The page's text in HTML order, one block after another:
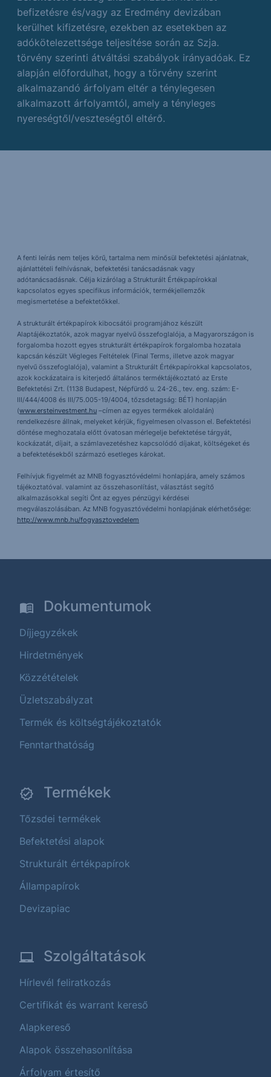
befizetésre és/vagy az Eredmény devizában
kerülhet kifizetésre, ezekben az esetekben az
adókötelezettsége teljesítése során az Szja.
törvény szerinti átváltási szabályok irányadóak. Ez
alapján előfordulhat, hogy a törvény szerint
alkalmazandó árfolyam eltér a ténylegesen
alkalmazott árfolyamtól, amely a tényleges
nyereségtől/veszteségtől eltérő.
A fenti leírás nem teljes körű, tartalma nem minősül befektetési ajánlatnak,
ajánlattételi felhívásnak, befektetési tanácsadásnak vagy
adótanácsadásnak. Célja kizárólag a Strukturált Értékpapírokkal
kapcsolatos egyes specifikus információk, termékjellemzők
megismertetése a befektetőkkel.
A strukturált értékpapírok kibocsátói programjához készült
Alaptájékoztatók, azok magyar nyelvű összefoglalója, a Magyarországon is
forgalomba hozott egyes strukturált értékpapírok forgalomba hozatala
kapcsán készült Végleges Feltételek (Final Terms, illetve azok magyar
nyelvű összefoglalója), valamint a Strukturált Értékpapírokkal kapcsolatos,
azok kockázataira is kiterjedő általános terméktájékoztató az Erste
Befektetési Zrt. (1138 Budapest, Népfürdő u. 24-26., tev. eng. szám: E-
III/444/4008 és III/75.005-19/4004, tőzsdetagság: BÉT) honlapján
(www.ersteinvestment.hu –címen az egyes termékek aloldalán)
rendelkezésre állnak, melyeket kérjük, figyelmesen olvasson el. Befektetési
döntése meghozatala előtt óvatosan mérlegelje befektetése tárgyát,
kockázatát, díjait, a számlavezetéshez kapcsolódó díjakat, költségeket és
a befektetésekből származó esetleges károkat.
Felhívjuk figyelmét az MNB fogyasztóvédelmi honlapjára, amely számos
tájékoztatóval. valamint az összehasonlítást, választást segítő
alkalmazásokkal segíti Önt az egyes pénzügyi kérdései
megválaszolásában. Az MNB fogyasztóvédelmi honlapjának elérhetősége:
http://www.mnb.hu/fogyasztovedelem
Dokumentumok
Díjjegyzékek
Hirdetmények
Közzétételek
Üzletszabályzat
Termék és költségtájékoztatók
Fenntarthatóság
Termékek
Tőzsdei termékek
Befektetési alapok
Strukturált értékpapírok
Állampapírok
Devizapiac
Szolgáltatások
Hírlevél feliratkozás
Certifikát és warrant kereső
Alapkereső
Alapok összehasonlítása
Árfolyam értesítő